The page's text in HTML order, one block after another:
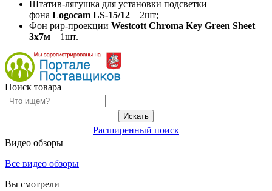
Штатив-лягушка для установки подсветки
фона Logocam LS-15/12 – 2шт;
Фон рир-проекции Westcott Chroma Key Green Sheet
3x7м – 1шт.
Поиск товара
Расширенный поиск
Видео обзоры
Все видео обзоры
Вы смотрели